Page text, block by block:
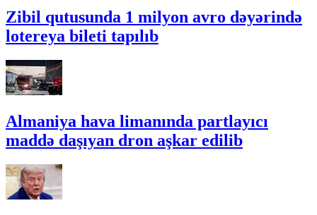
Zibil qutusunda 1 milyon avro dəyərində
lotereya bileti tapılıb
Almaniya hava limanında partlayıcı
maddə daşıyan dron aşkar edilib